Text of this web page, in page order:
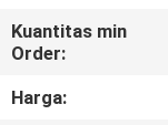
TUR
Kuantitas min
Order:
Harga: